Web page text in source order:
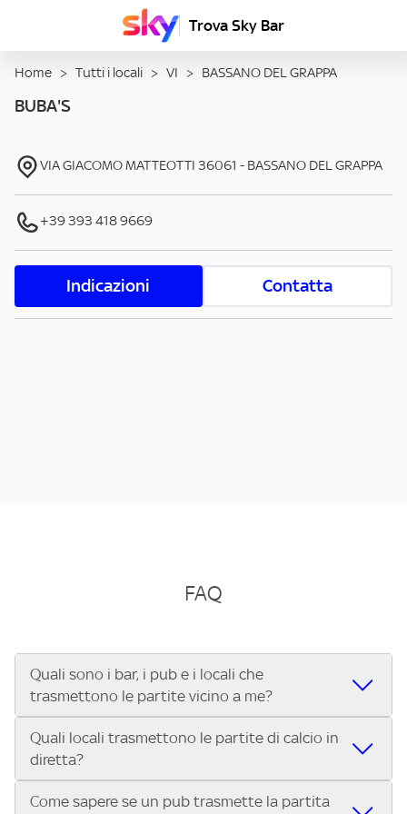
Trova Sky Bar
Home > Tutti i locali > VI > BASSANO DEL GRAPPA
BUBA'S
VIA GIACOMO MATTEOTTI 36061 - BASSANO DEL GRAPPA
+39 393 418 9669
Indicazioni Contatta
FAQ
Quali sono i bar, i pub e i locali che
trasmettono le partite vicino a me?
Se cerchi un bar, pub, ristorante o locale vicino a te per
vedere le partite di Serie A ENILIVE, la Serie C Sky Wifi, la
UEFA Champions League, la UEFA Europa League, la UEFA
Conference League, il Tennis, la Formula 1®, la MotoGP™ e
Quali locali trasmettono le partite di calcio in
diretta?
Vuoi sapere quali bar, pub o ristoranti mostrano le partite
Come sapere se un pub trasmette la partita